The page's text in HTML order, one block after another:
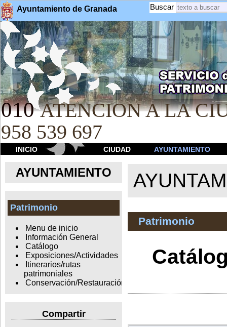
Ayuntamiento de Granada Buscar
010 ATENCION A LA
958 539 697
INICIO CIUDAD AYUNTAMIENTO
AYUNTAMIENTO
Patrimonio
Menu de inicio
Información General
Catálogo
Exposiciones/Actividades
Itinerarios/rutas
patrimoniales
Conservación/Restauración
Compartir
Patrimonio